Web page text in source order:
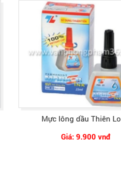
Mực lông dầu Thiên
Giá: 9.900 vnđ